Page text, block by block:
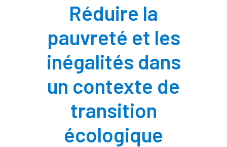
Réduire la
pauvreté et les
inégalités dans
un contexte de
transition
écologique